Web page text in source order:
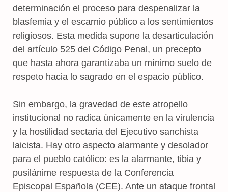
determinación el proceso para despenalizar la
blasfemia y el escarnio público a los sentimientos
religiosos. Esta medida supone la desarticulación
del artículo 525 del Código Penal, un precepto
que hasta ahora garantizaba un mínimo suelo de
respeto hacia lo sagrado en el espacio público.
Sin embargo, la gravedad de este atropello
institucional no radica únicamente en la virulencia
y la hostilidad sectaria del Ejecutivo sanchista
laicista. Hay otro aspecto alarmante y desolador
para el pueblo católico: es la alarmante, tibia y
pusilánime respuesta de la Conferencia
Episcopal Española (CEE). Ante un ataque frontal